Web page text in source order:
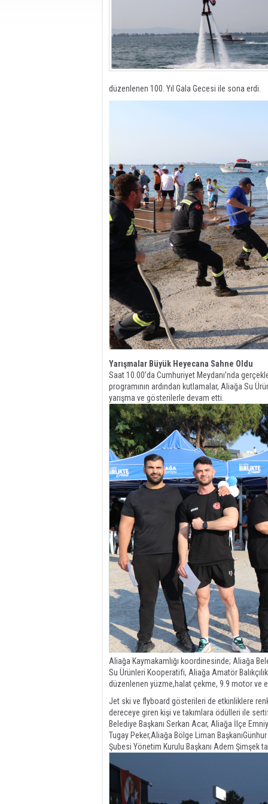
düzenlenen 100. Yıl Gala Gecesi ile sona erdi.
Yarışmalar Büyük Heyecana Sahne Oldu
Saat 10.00’da Cumhuriyet Meydanı’nda
programının ardından kutlamalar, Aliağa Su
yarışma ve gösterilerle devam etti.
Aliağa Kaymakamlığı koordinesinde; Aliağa
Su Ürünleri Kooperatifi, Aliağa Amatör
düzenlenen yüzme,halat çekme, 9.9 motor ve
Jet ski ve flyboard gösterileri de etkinliklere
dereceye giren kişi ve takımlara ödülleri ile
Belediye Başkanı Serkan Acar, Aliağa İlçe
Tugay Peker,Aliağa Bölge Liman
Şubesi Yönetim Kurulu Başkanı Adem Şimşek